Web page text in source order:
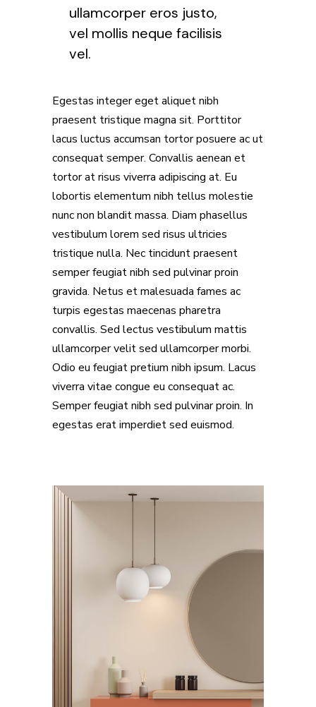
ullamcorper eros justo,
vel mollis neque facilisis
vel.
Egestas integer eget aliquet nibh
praesent tristique magna sit. Porttitor
lacus luctus accumsan tortor posuere ac ut
consequat semper. Convallis aenean et
tortor at risus viverra adipiscing at. Eu
lobortis elementum nibh tellus molestie
nunc non blandit massa. Diam phasellus
vestibulum lorem sed risus ultricies
tristique nulla. Nec tincidunt praesent
semper feugiat nibh sed pulvinar proin
gravida. Netus et malesuada fames ac
turpis egestas maecenas pharetra
convallis. Sed lectus vestibulum mattis
ullamcorper velit sed ullamcorper morbi.
Odio eu feugiat pretium nibh ipsum. Lacus
viverra vitae congue eu consequat ac.
Semper feugiat nibh sed pulvinar proin. In
egestas erat imperdiet sed euismod.